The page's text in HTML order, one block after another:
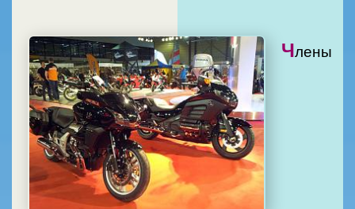
Члены